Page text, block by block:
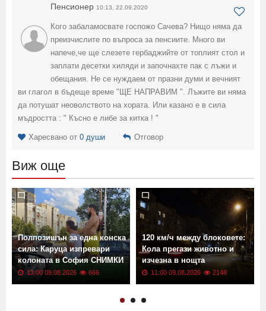
Пенсионер 10:13, 22.09.2020
Кого забаламосвате госпожо Сачева? Нищо няма да
преизчислите по въпроса за пенсиите. Много ви
напече,че ще слезете гербаджийте от топлият стол и
заплати десетки хиляди и започнахте пак с лъжи и
обещания. Не се нуждаем от празни думи и вечният
ви глагол в бъдеще време "ЩЕ НАПРАВИМ ". Лъжите ви няма
да потушат неоволството на хората. Или казано е в сила
мъдростта : " Късно е либе за китка ! "
Харесвано от 0 души Отговор
Виж още
Полпозишън за една конска
сила: Каруца изпревари
колоната в София СНИМКИ
13:00 09.08.2026 666
120 км/ч между блоковете:
Кола прегази животно и
изчезна в нощта
11:00 09.08.2026 2148